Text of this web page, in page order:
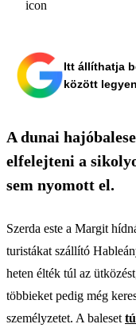
Itt állíthatja
között
A dunai
elfelejteni a
sem nyomott el.
Szerda este a Margit
turistákat szállító
heten élték túl az
többieket pedig még
személyzetet. A baleset